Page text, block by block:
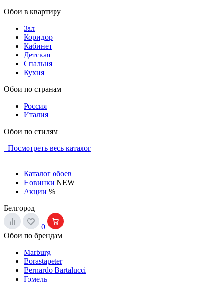
Обои в квартиру
Зал
Коридор
Кабинет
Детская
Спальня
Кухня
Обои по странам
Россия
Италия
Обои по стилям
Посмотреть весь каталог
Каталог обоев
Новинки NEW
Акции %
Белгород
0
Обои по брендам
Marburg
Borastapeter
Bernardo Bartalucci
Гомель